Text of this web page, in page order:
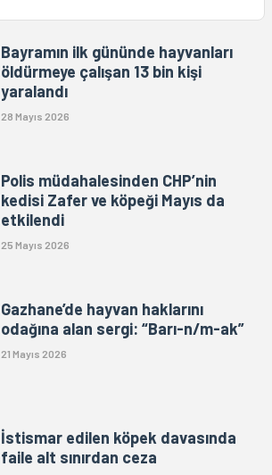
Bayramın ilk gününde hayvanları
öldürmeye çalışan 13 bin kişi
yaralandı
28 Mayıs 2026
Polis müdahalesinden CHP’nin
kedisi Zafer ve köpeği Mayıs da
etkilendi
25 Mayıs 2026
Gazhane’de hayvan haklarını
odağına alan sergi: “Barı-n/m-ak”
21 Mayıs 2026
İstismar edilen köpek davasında
faile alt sınırdan ceza